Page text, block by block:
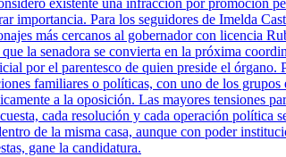
existente una infracción por promoción
Para los seguidores de Imelda
más cercanos al gobernador con licencia
la senadora se convierta en la próxima
por el parentesco de quien preside el órgano.
familiares o políticas, con uno de los
a la oposición. Las mayores tensiones
cada resolución y cada operación política
de la misma casa, aunque con poder
gane la candidatura.